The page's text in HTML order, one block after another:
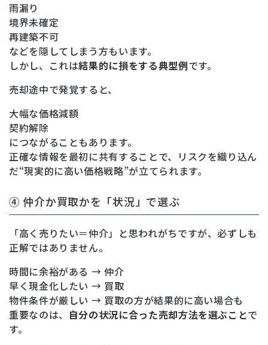
雨漏り
境界未確定
再建築不可
などを隠してしまう方もいます。
しかし、これは結果的に損をする典型例です。
売却途中で発覚すると、
大幅な価格減額
契約解除
につながることもあります。
正確な情報を最初に共有することで、リスクを織り込ん
だ“現実的に高い価格戦略”が立てられます。
④ 仲介か買取かを「状況」で選ぶ
「高く売りたい＝仲介」と思われがちですが、必ずしも
正解ではありません。
時間に余裕がある → 仲介
早く現金化したい → 買取
物件条件が厳しい → 買取の方が結果的に高い場合も
重要なのは、 自分の状況に合った売却方法を選ぶことで
す。